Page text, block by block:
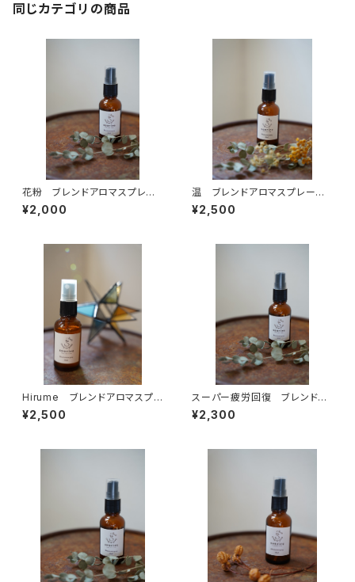
同じカテゴリの商品
花粉 ブレンドアロマスプレ
ー 30ml
¥2,000
温 ブレンドアロマスプレー 3
0ml
¥2,500
Hirume ブレンドアロマスプレ
ー 30ml
¥2,500
スーパー疲労回復 ブレンドア
ロマスプレー 30ml
¥2,300